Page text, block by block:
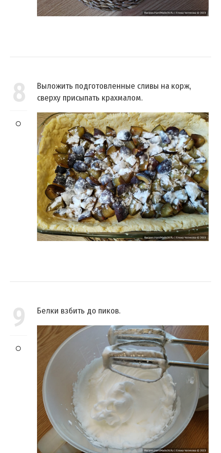
8
Выложить подготовленные сливы на корж,
сверху присыпать крахмалом.
9 Белки взбить до пиков.